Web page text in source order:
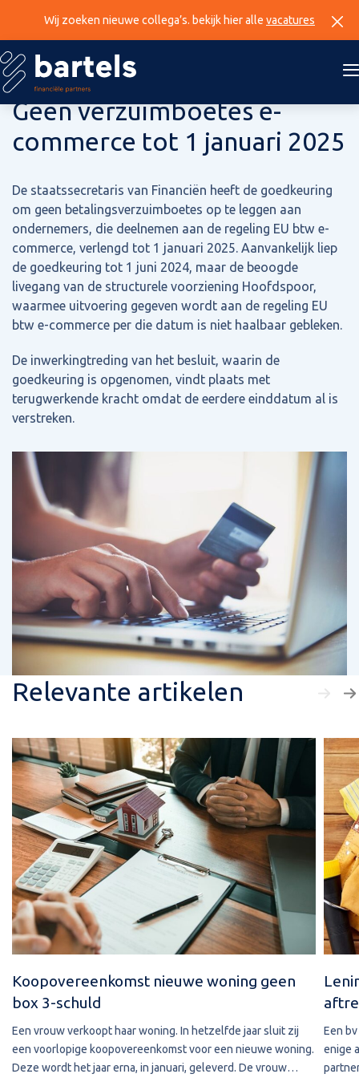
Wij zoeken nieuwe collega’s. bekijk hier alle vacatures
22 augustus 2024
Geen verzuimboetes e-
commerce tot 1 januari 2025
De staatssecretaris van Financiën heeft de goedkeuring
om geen betalingsverzuimboetes op te leggen aan
ondernemers, die deelnemen aan de regeling EU btw e-
commerce, verlengd tot 1 januari 2025. Aanvankelijk liep
de goedkeuring tot 1 juni 2024, maar de beoogde
livegang van de structurele voorziening Hoofdspoor,
waarmee uitvoering gegeven wordt aan de regeling EU
btw e-commerce per die datum is niet haalbaar gebleken.
De inwerkingtreding van het besluit, waarin de
goedkeuring is opgenomen, vindt plaats met
terugwerkende kracht omdat de eerdere einddatum al is
verstreken.
Relevante artikelen
Koopovereenkomst nieuwe woning geen
box 3-schuld
Een vrouw verkoopt haar woning. In hetzelfde jaar sluit zij
een voorlopige koopovereenkomst voor een nieuwe woning.
Deze wordt het jaar erna, in januari, geleverd. De vrouw
Een
enige